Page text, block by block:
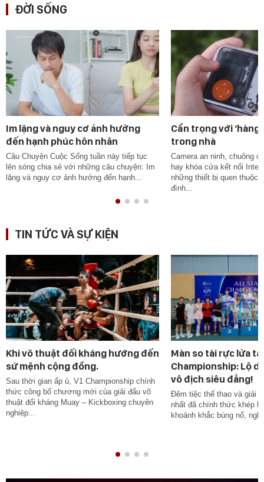
ĐỜI SỐNG
Im lặng và nguy cơ ảnh hưởng
đến hạnh phúc hôn nhân
Câu Chuyện Cuộc Sống tuần này tiếp tục
lên sóng chia sẻ với những câu chuyện: Im
lặng và nguy cơ ảnh hưởng đến hạnh...
Cẩn trọng với ‘hàng
trong nhà
Camera an ninh, chuông
hay khóa cửa kết nối
những thiết bị quen thuộc
đình...
TIN TỨC VÀ SỰ KIỆN
Khi võ thuật đối kháng hướng đến
sứ mệnh cộng đồng.
Sau thời gian ấp ủ, V1 Championship chính
thức công bố chương mới của giải đấu võ
thuật đối kháng Muay – Kickboxing chuyên
nghiệp...
Màn so tài rực lửa
Championship: Lộ
vô địch siêu đẳng!
Đêm tiệc thể thao và giải
nhất đã chính thức khép
khoảnh khắc bùng nổ,